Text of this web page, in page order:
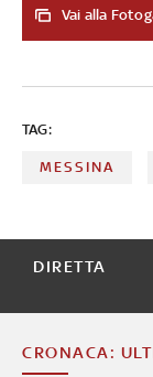
vicende che
Vai alla
TAG:
MESSINA
DIRETTA
CRONACA: